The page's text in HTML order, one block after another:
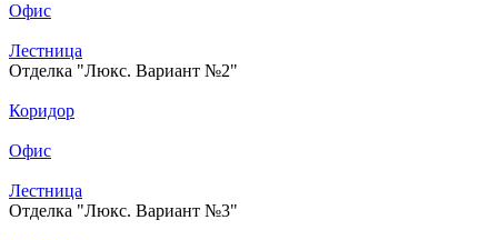
Офис
Лестница
Отделка "Люкс. Вариант №2"
Коридор
Офис
Лестница
Отделка "Люкс. Вариант №3"